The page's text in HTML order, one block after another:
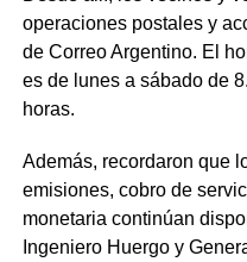
operaciones postales y
de Correo Argentino. El
es de lunes a sábado de
horas.
Además, recordaron que
emisiones, cobro de
monetaria continúan
Ingeniero Huergo y